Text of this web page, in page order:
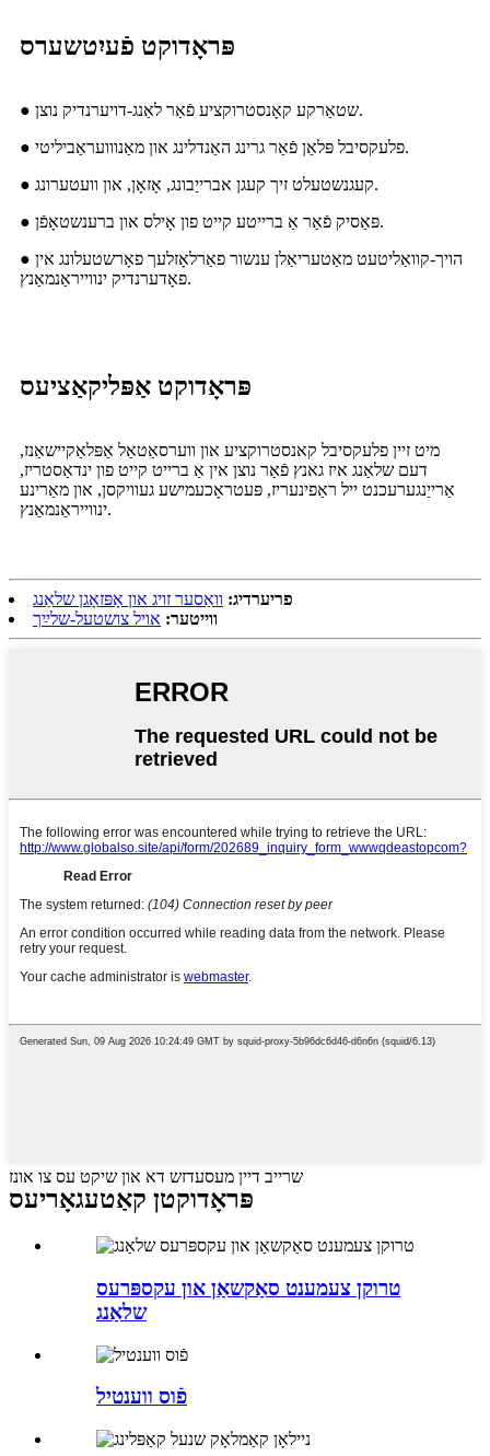
פּראָדוקט פֿעיִטשערס
● שטאַרקע קאָנסטרוקציע פֿאַר לאַנג-דויערנדיק נוצן.
● פלעקסיבל פּלאַן פֿאַר גרינג האַנדלינג און מאַנווועראַביליטי.
● קעגנשטעלט זיך קעגן אברייַבונג, אָזאָן, און וועטערונג.
● פּאַסיק פֿאַר אַ ברייטע קייט פון אָילס און ברענשטאָפֿן.
● הויך-קוואַליטעט מאַטעריאַלן ענשור פאַרלאָזלעך פאָרשטעלונג אין
פאָדערנדיק ינווייראַנמאַנץ.
פּראָדוקט אַפּליקאַציעס
מיט זיין פלעקסיבל קאנסטרוקציע און ווערסאַטאַל אַפּלאַקיישאַנז,
דעם שלאַנג איז גאנץ פֿאַר נוצן אין אַ ברייט קייט פון ינדאַסטריז,
אַרייַנגערעכנט ייל ראַפינעריז, פּעטראָכעמישע געוויקסן, און מאַרינע
ינווייראַנמאַנץ.
פריערדיג: וואַסער זויג און אָפּזאָגן שלאַנג
ווייטער: אויל צושטעל-שלײַך
שרייב דיין מעסעדזש דא און שיקט עס צו אונז
פּראָדוקטן קאַטעגאָריעס
טרוקן צעמענט סאַקשאַן און עקספּרעס
שלאַנג
פֿוס ווענטיל